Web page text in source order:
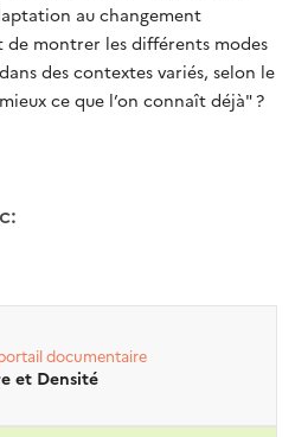
au changement
de montrer les différents modes
des contextes variés, selon le
ce que l’on connaît déjà" ?
documentaire
et Densité